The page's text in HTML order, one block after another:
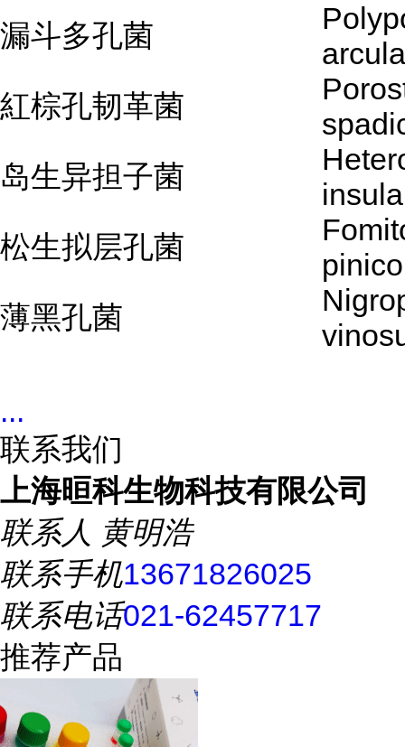
漏斗多孔菌
紅棕孔韧革菌
岛生异担子菌
松生拟层孔菌
薄黑孔菌
...
联系我们
上海晅科生物科技有限公司
联系人 黄明浩
联系手机13671826025
联系电话021-62457717
推荐产品